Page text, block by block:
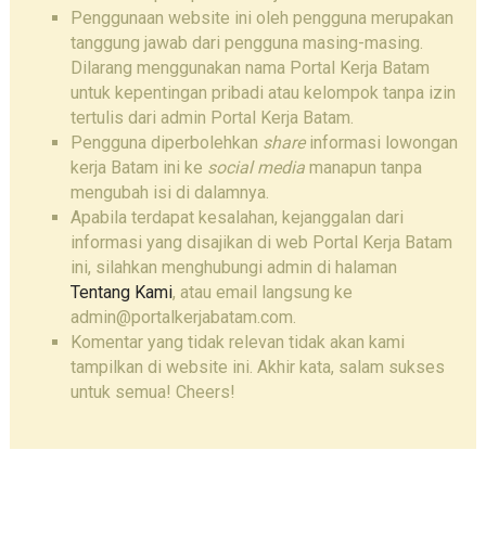
Penggunaan website ini oleh pengguna merupakan
tanggung jawab dari pengguna masing-masing.
Dilarang menggunakan nama Portal Kerja Batam
untuk kepentingan pribadi atau kelompok tanpa izin
tertulis dari admin Portal Kerja Batam.
Pengguna diperbolehkan shareinformasi lowongan
kerja Batam ini ke social mediamanapun tanpa
mengubah isi di dalamnya.
Apabila terdapat kesalahan, kejanggalan dari
informasi yang disajikan di web Portal Kerja Batam
ini, silahkan menghubungi admin di halaman
Tentang Kami, atau email langsung ke
admin@portalkerjabatam.com.
Komentar yang tidak relevan tidak akan kami
tampilkan di website ini. Akhir kata, salam sukses
untuk semua! Cheers!